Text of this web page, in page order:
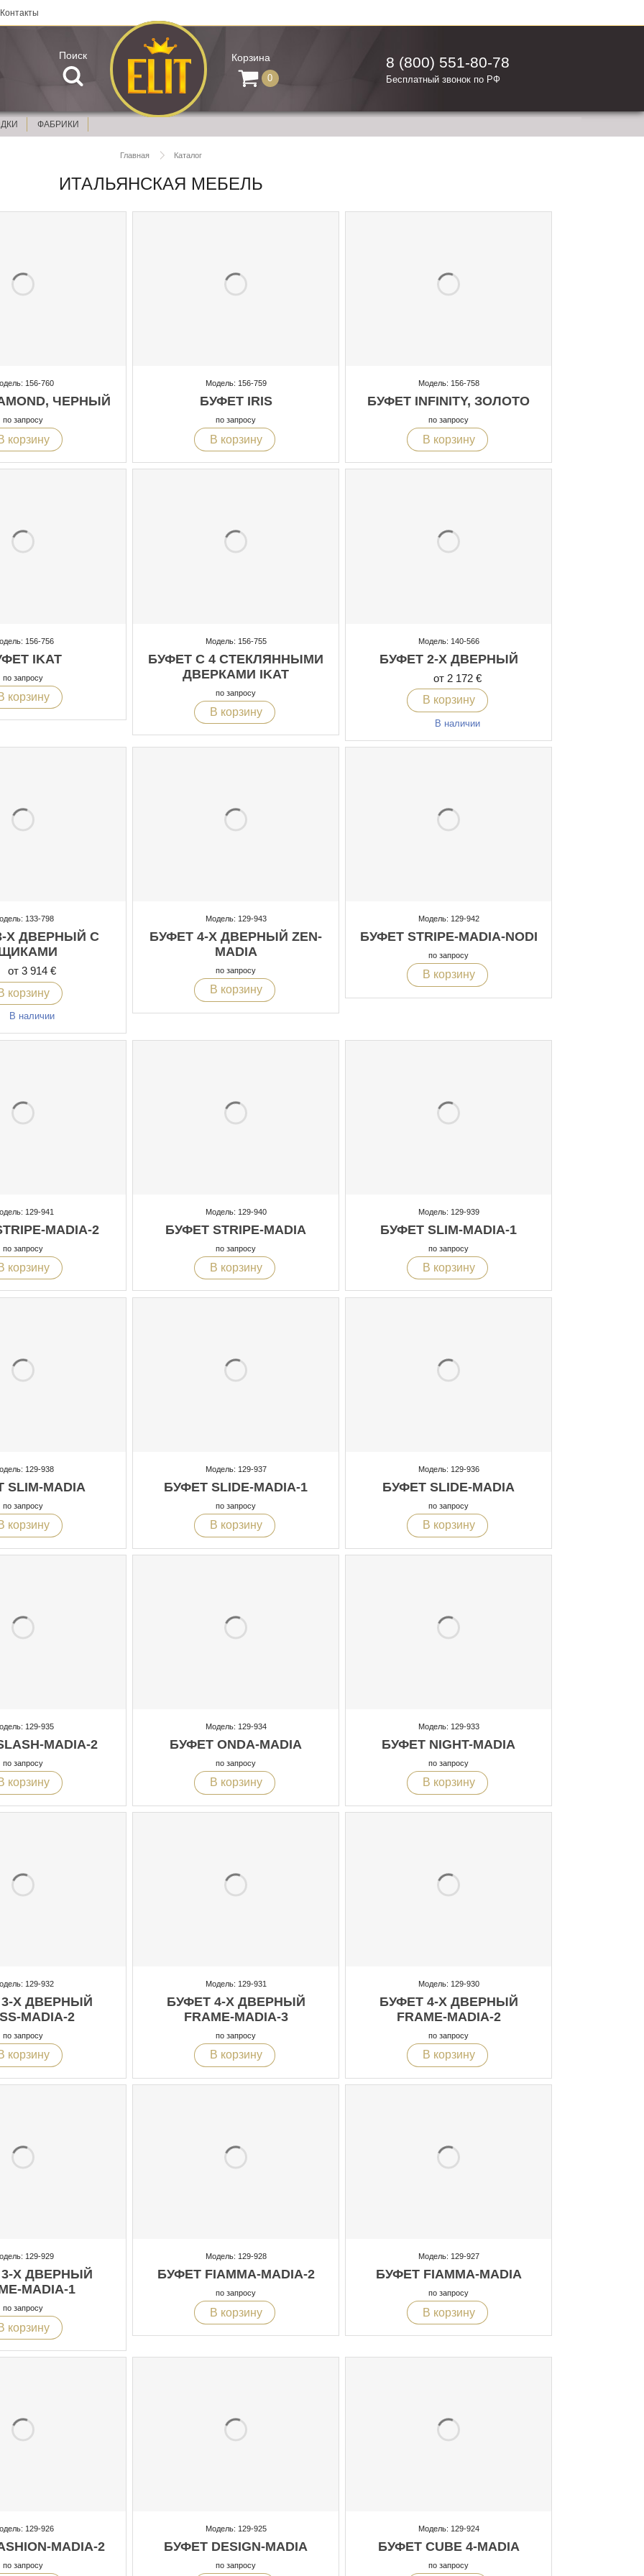
Контакты
Поиск Корзина
0
8 (800) 551-80-78
Бесплатный звонок по РФ
ФАБРИКИ
Главная Каталог
ИТАЛЬЯНСКАЯ МЕБЕЛЬ
156-760
ЧЕРНЫЙ
по запросу
корзину
Модель: 156-759
БУФЕТ IRIS
по запросу
В корзину
Модель: 156-758
БУФЕТ INFINITY, ЗОЛОТО
по запросу
В корзину
156-756
IKAT
по запросу
корзину
Модель: 156-755
БУФЕТ С 4 СТЕКЛЯННЫМИ
ДВЕРКАМИ IKAT
по запросу
В корзину
Модель: 140-566
БУФЕТ 2-Х ДВЕРНЫЙ
от 2 172 €
В корзину
В наличии
133-798
Х ДВЕРНЫЙ С
от 3 914 €
корзину
В наличии
Модель: 129-943
БУФЕТ 4-Х ДВЕРНЫЙ ZEN-
MADIA
по запросу
В корзину
Модель: 129-942
БУФЕТ STRIPE-MADIA-NODI
по запросу
В корзину
129-941
MADIA-2
по запросу
корзину
Модель: 129-940
БУФЕТ STRIPE-MADIA
по запросу
В корзину
Модель: 129-939
БУФЕТ SLIM-MADIA-1
по запросу
В корзину
129-938
SLIM-MADIA
по запросу
корзину
Модель: 129-937
БУФЕТ SLIDE-MADIA-1
по запросу
В корзину
Модель: 129-936
БУФЕТ SLIDE-MADIA
по запросу
В корзину
129-935
MADIA-2
по запросу
корзину
Модель: 129-934
БУФЕТ ONDA-MADIA
по запросу
В корзину
Модель: 129-933
БУФЕТ NIGHT-MADIA
по запросу
В корзину
129-932
Х ДВЕРНЫЙ
MADIA-2
по запросу
корзину
Модель: 129-931
БУФЕТ 4-Х ДВЕРНЫЙ
FRAME-MADIA-3
по запросу
В корзину
Модель: 129-930
БУФЕТ 4-Х ДВЕРНЫЙ
FRAME-MADIA-2
по запросу
В корзину
129-929
Х ДВЕРНЫЙ
MADIA-1
по запросу
корзину
Модель: 129-928
БУФЕТ FIAMMA-MADIA-2
по запросу
В корзину
Модель: 129-927
БУФЕТ FIAMMA-MADIA
по запросу
В корзину
129-926
MADIA-2
по запросу
Модель: 129-925
БУФЕТ DESIGN-MADIA
по запросу
Модель: 129-924
БУФЕТ CUBE 4-MADIA
по запросу